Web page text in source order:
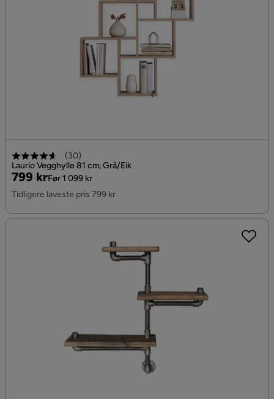
(30)
Laurio Vegghylle 81 cm, Grå/Eik
Pris
799 kr
Original
Pris
Før 1 099 kr
Tidligere laveste pris 799 kr